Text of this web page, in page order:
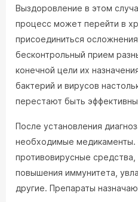
Выздоровление в этом
процесс может перейти в
присоединиться
бесконтрольный прием
конечной цели их
бактерий и вирусов
перестают быть
После установления
необходимые медикаменты.
противовирусные средства,
повышения иммунитета,
другие. Препараты